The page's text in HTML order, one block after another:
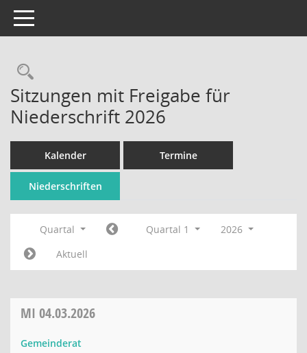
Toggle navigation
Rechercheauswahl
Sitzungen mit Freigabe für
Niederschrift 2026
Kalender Termine
Niederschriften
Quartal Quartal 1
2026
Aktuell
MI 04.03.2026
Gemeinderat